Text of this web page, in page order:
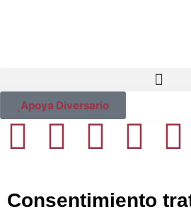
Apoya Diversario
Consentimiento